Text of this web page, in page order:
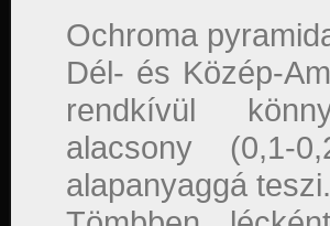
Ochroma
Dél- és Közép-
rendkívül
alacsony (0,1-
alapanyaggá teszi.